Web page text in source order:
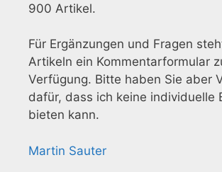
900 Artikel.
Für Ergänzungen und Fragen
Artikeln ein Kommentarformular
Verfügung. Bitte haben Sie aber
dafür, dass ich keine individuelle
bieten kann.
Martin Sauter